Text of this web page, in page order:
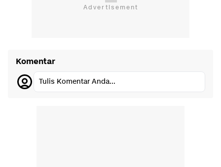
Komentar
Tulis Komentar Anda...